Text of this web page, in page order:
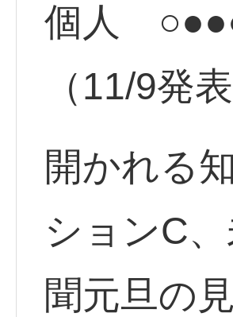
個人
（11/9発表
開かれる
ションC
聞元旦の